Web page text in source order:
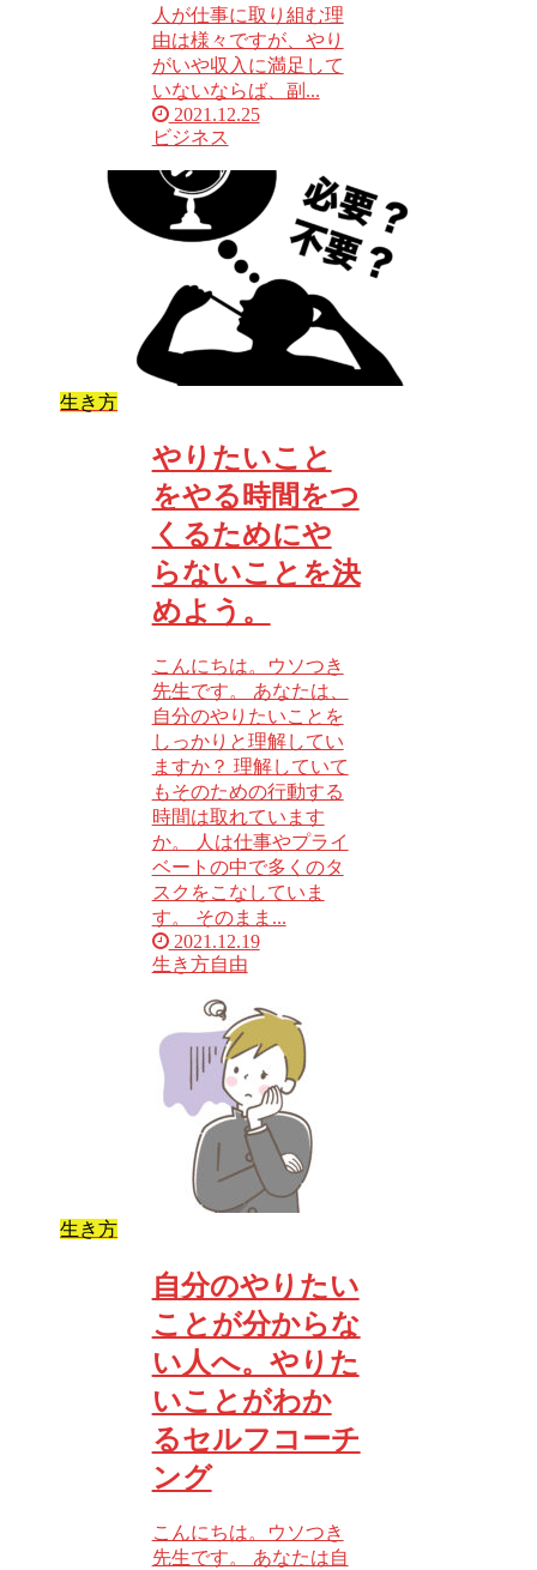
人が仕事に取り組む理
由は様々ですが、やり
がいや収入に満足して
いないならば、副...
2021.12.25
ビジネス
生き方
やりたいこと
をやる時間をつ
くるためにや
らないことを決
めよう。
こんにちは。ウソつき
先生です。 あなたは、
自分のやりたいことを
しっかりと理解してい
ますか？ 理解していて
もそのための行動する
時間は取れています
か。 人は仕事やプライ
ベートの中で多くのタ
スクをこなしていま
す。 そのまま...
2021.12.19
生き方自由
生き方
自分のやりたい
ことが分からな
い人へ。やりた
いことがわか
るセルフコーチ
ング
こんにちは。ウソつき
先生です。 あなたは自